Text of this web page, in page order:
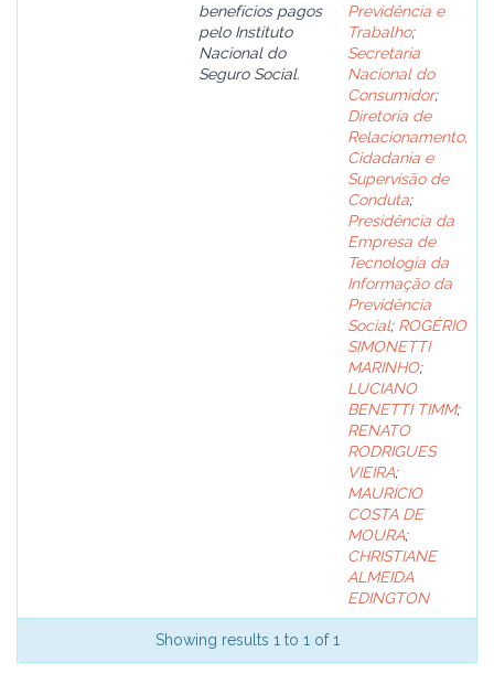
benefícios pagos
pelo Instituto
Nacional do
Seguro Social.
Previdência e
Trabalho;
Secretaria
Nacional do
Consumidor;
Diretoria de
Relacionamento,
Cidadania e
Supervisão de
Conduta;
Presidência da
Empresa de
Tecnologia da
Informação da
Previdência
Social; ROGÉRIO
SIMONETTI
MARINHO;
LUCIANO
BENETTI TIMM;
RENATO
RODRIGUES
VIEIRA;
MAURÍCIO
COSTA DE
MOURA;
CHRISTIANE
ALMEIDA
EDINGTON
Showing results 1 to 1 of 1